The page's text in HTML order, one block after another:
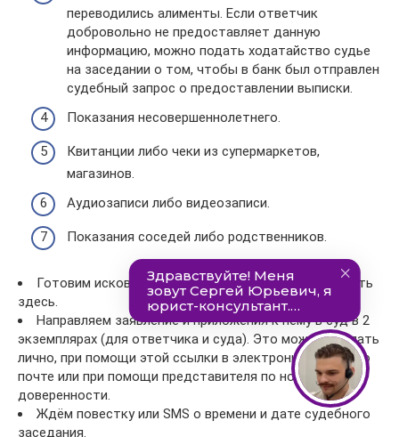
переводились алименты. Если ответчик
добровольно не предоставляет данную
информацию, можно подать ходатайство судье
на заседании о том, чтобы в банк был отправлен
судебный запрос о предоставлении выписки.
Показания несовершеннолетнего.
Квитанции либо чеки из супермаркетов,
магазинов.
Аудиозаписи либо видеозаписи.
Показания соседей либо родственников.
Готовим исковое заявление. Образец можно скачать
здесь.
Направляем заявление и приложения к нему в суд в 2
экземплярах (для ответчика и суда). Это можно сделать
лично, при помощи этой ссылки в электронном виде, по
почте или при помощи представителя по нотариальной
доверенности.
Ждём повестку или SMS о времени и дате судебного
заседания.